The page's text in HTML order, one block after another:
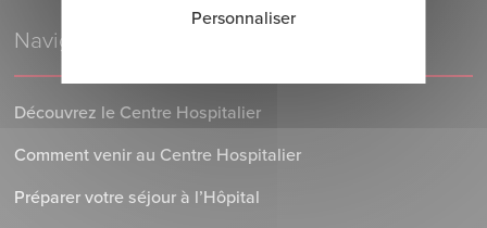
Navigation
Découvrez le Centre Hospitalier
Comment venir au Centre Hospitalier
Préparer votre séjour à l’Hôpital
Personnaliser